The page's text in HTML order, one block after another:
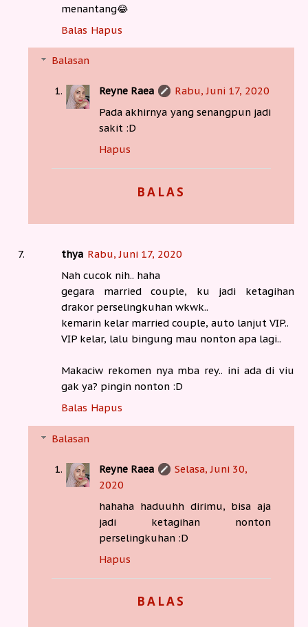
menantang😂
Balas Hapus
Balasan
Reyne Raea
Rabu, Juni 17, 2020
Pada akhirnya yang senangpun jadi
sakit :D
Hapus
BALAS
thya Rabu, Juni 17, 2020
Nah cucok nih.. haha
gegara married couple, ku jadi ketagihan
drakor perselingkuhan wkwk..
kemarin kelar married couple, auto lanjut VIP..
VIP kelar, lalu bingung mau nonton apa lagi..
Makaciw rekomen nya mba rey.. ini ada di viu
gak ya? pingin nonton :D
Balas Hapus
Balasan
Reyne Raea
Selasa, Juni 30,
2020
hahaha haduuhh dirimu, bisa aja
jadi ketagihan nonton
perselingkuhan :D
Hapus
BALAS